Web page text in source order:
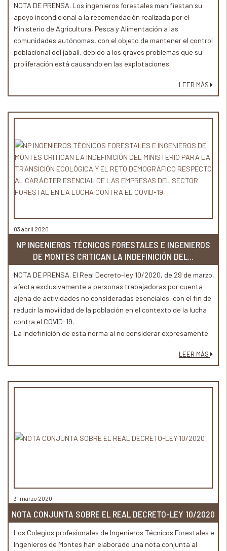
NOTA DE PRENSA. Los ingenieros forestales manifiestan su
apoyo incondicional a la recomendación realizada por el
Ministerio de Agricultura, Pesca y Alimentación a las
comunidades autónomas, con el objeto de mantener el control
poblacional del jabalí, debido a los graves problemas que su
proliferación está causando en las explotaciones
LEER MÁS
03 abril 2020
NP INGENIEROS TÉCNICOS FORESTALES E INGENIEROS
DE MONTES CRITICAN LA INDEFINICIÓN DEL...
NOTA DE PRENSA. El Real Decreto-ley 10/2020, de 29 de marzo,
afecta exclusivamente a personas trabajadoras por cuenta
ajena de actividades no consideradas esenciales, con el fin de
reducir la movilidad de la población en el contexto de la lucha
contra el COVID-19.
La indefinición de esta norma al no considerar expresamente
inseguridad jurídica a las empresas y profesionales del sector
que según interpretación de los Colegios Oficiales de Ingenieros
Técnicos Forestales (COITF) y de Ingenieros de Montes (COIM)
LEER MÁS
31 marzo 2020
NOTA CONJUNTA SOBRE EL REAL DECRETO-LEY 10/2020
Los Colegios profesionales de Ingenieros Técnicos Forestales e
Ingenieros de Montes han elaborado una nota conjunta al